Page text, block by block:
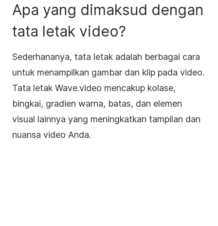
Apa yang dimaksud dengan
tata letak video?
Sederhananya, tata letak adalah berbagai cara
untuk menampilkan gambar dan klip pada video.
Tata letak Wave.video mencakup kolase,
bingkai, gradien warna, batas, dan elemen
visual lainnya yang meningkatkan tampilan dan
nuansa video Anda.